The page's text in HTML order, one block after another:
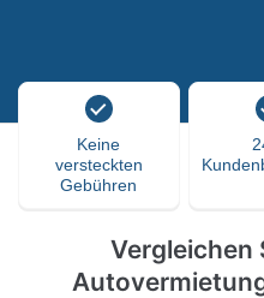
Keine
versteckten
Gebühren
Vergleichen